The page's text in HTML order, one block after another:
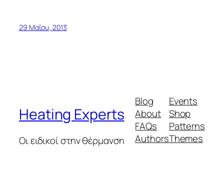
29 Μαΐου, 2013
Heating Experts
Οι ειδικοί στην θέρμανση
Blog
About
FAQs
Authors
Events
Shop
Patterns
Themes